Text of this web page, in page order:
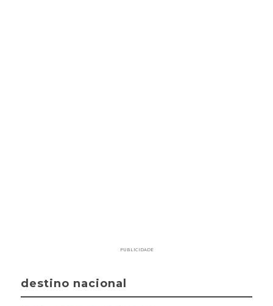
PUBLICIDADE
destino nacional